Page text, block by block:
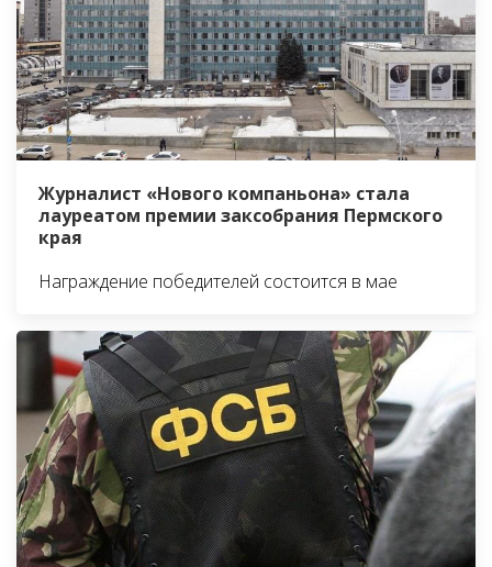
Журналист «Нового компаньона» стала
лауреатом премии заксобрания Пермского
края
Награждение победителей состоится в мае